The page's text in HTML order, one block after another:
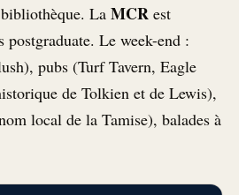
La MCR est
postgraduate. Le week-end :
pubs (Turf Tavern, Eagle
de Tolkien et de Lewis),
local de la Tamise), balades à